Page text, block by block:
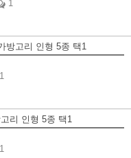
1
방고리 인형 5종 택1
1
리 인형 5종 택1
1